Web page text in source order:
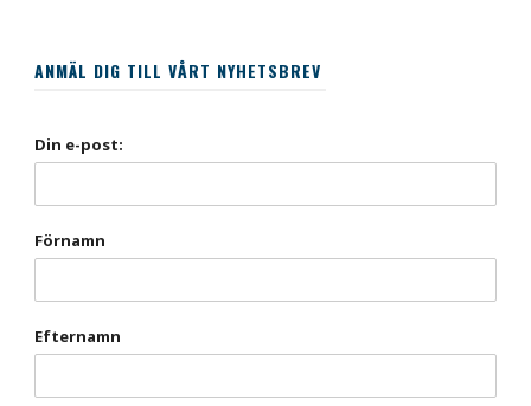
ANMÄL DIG TILL VÅRT NYHETSBREV
Din e-post:
Förnamn
Efternamn